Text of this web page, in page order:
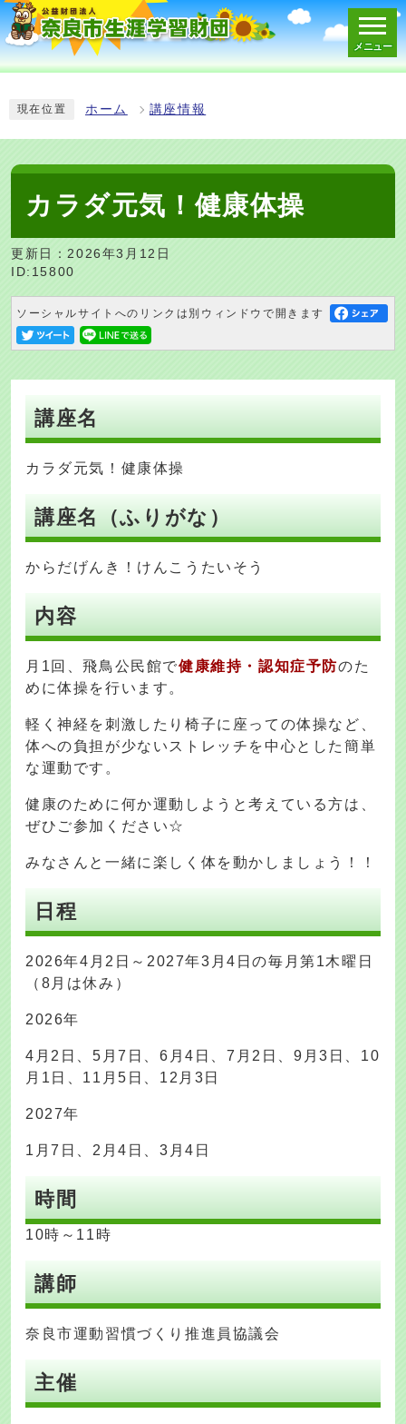
メニュー
現在位置 ホーム 講座情報
カラダ元気！健康体操
更新日：2026年3月12日
ID:15800
ソーシャルサイトへのリンクは別ウィンドウで開きます
講座名
カラダ元気！健康体操
講座名（ふりがな）
からだげんき！けんこうたいそう
内容
月1回、飛鳥公民館で健康維持・認知症予防のた
めに体操を行います。
軽く神経を刺激したり椅子に座っての体操など、
体への負担が少ないストレッチを中心とした簡単
な運動です。
健康のために何か運動しようと考えている方は、
ぜひご参加ください☆
みなさんと一緒に楽しく体を動かしましょう！！
日程
2026年4月2日～2027年3月4日の毎月第1木曜日
（8月は休み）
2026年
4月2日、5月7日、6月4日、7月2日、9月3日、10
月1日、11月5日、12月3日
2027年
1月7日、2月4日、3月4日
時間
10時～11時
講師
奈良市運動習慣づくり推進員協議会
主催